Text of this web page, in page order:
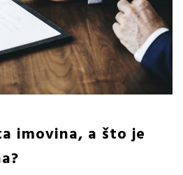
imovina, a što je